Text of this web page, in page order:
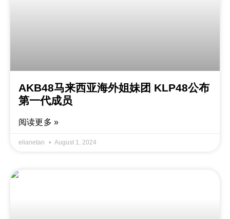
AKB48马来西亚海外姐妹团 KLP48公布
第一代成员
阅读更多 »
elianetan August 1, 2024